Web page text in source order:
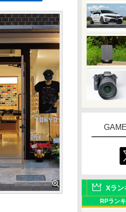
Xラン
RPラン